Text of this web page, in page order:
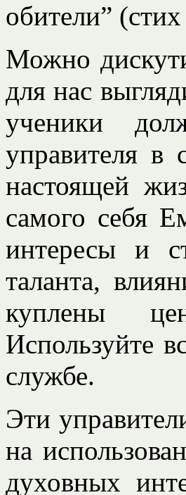
обители”
Можно
для нас
ученики
управителя в
настоящей
самого себя
интересы и
таланта,
куплены
Используйте
службе.
Эти
на
духовных